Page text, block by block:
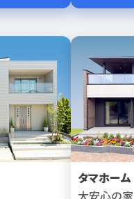
タマホーム
大安心の家